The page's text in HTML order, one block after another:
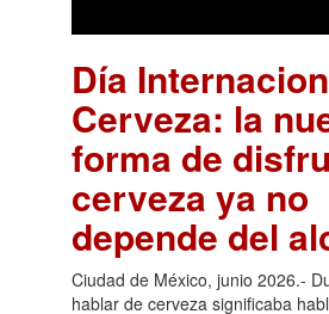
Día
Cerveza: la
forma de
cerveza ya no
depende del
Ciudad de México, junio 2026.-
hablar de cerveza significaba